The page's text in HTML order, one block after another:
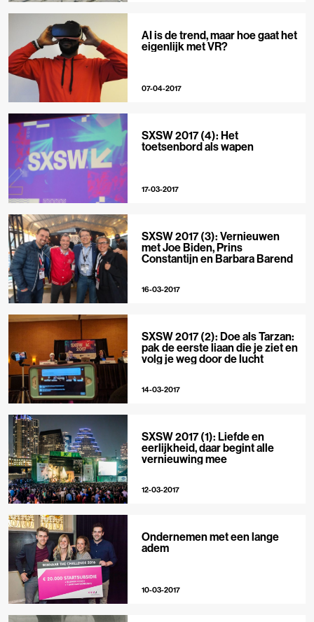
AI is de trend, maar hoe gaat het
eigenlijk met VR?
07-04-2017
SXSW 2017 (4): Het
toetsenbord als wapen
17-03-2017
SXSW 2017 (3): Vernieuwen
met Joe Biden, Prins
Constantijn en Barbara Barend
16-03-2017
SXSW 2017 (2): Doe als Tarzan:
pak de eerste liaan die je ziet en
volg je weg door de lucht
14-03-2017
SXSW 2017 (1): Liefde en
eerlijkheid, daar begint alle
vernieuwing mee
12-03-2017
Ondernemen met een lange
adem
10-03-2017